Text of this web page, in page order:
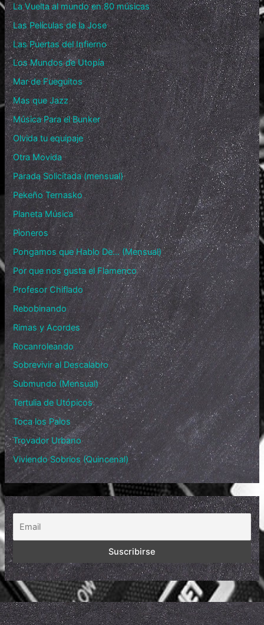
La Vuelta al mundo en 80 músicas
Las Películas de la Jose
Las Puertas del Infierno
Los Mundos de Utopía
Mar de Fueguitos
Mas que Jazz
Música Para el Bunker
Olvida tu equipaje
Otra Movida
Parada Solicitada (mensual)
Pekeño Ternasko
Planeta Música
Pioneros
Pongamos que Hablo De… (Mensual)
Por que nos gusta el Flamenco
Profesor Chiflado
Rebobinando
Rimas y Acordes
Rocanroleando
Sobrevivir al Descalabro
Submundo (Mensual)
Tertulia de Utópicos
Toca los Palos
Trovador Urbano
Viviendo Sobrios (Quincenal)